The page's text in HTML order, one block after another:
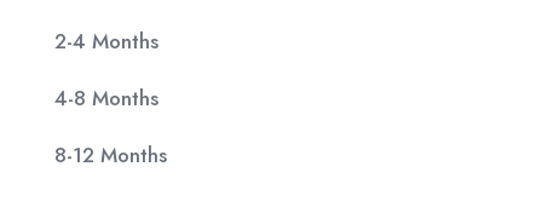
2-4 Months
4-8 Months
8-12 Months